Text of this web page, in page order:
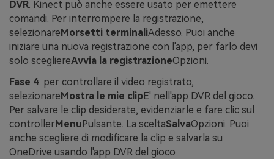
DVR . Kinect può anche essere usato per emettere
comandi. Per interrompere la registrazione,
selezionareMorsetti terminaliAdesso. Puoi anche
iniziare una nuova registrazione con l'app, per farlo devi
solo scegliereAvvia la registrazioneOpzioni.
Fase 4: per controllare il video registrato,
selezionare Mostra le mie clipE' nell'app DVR del gioco.
Per salvare le clip desiderate, evidenziarle e fare clic sul
controllerMenu Pulsante. La sceltaSalvaOpzioni. Puoi
anche scegliere di modificare la clip e salvarla su
OneDrive usando l'app DVR del gioco.